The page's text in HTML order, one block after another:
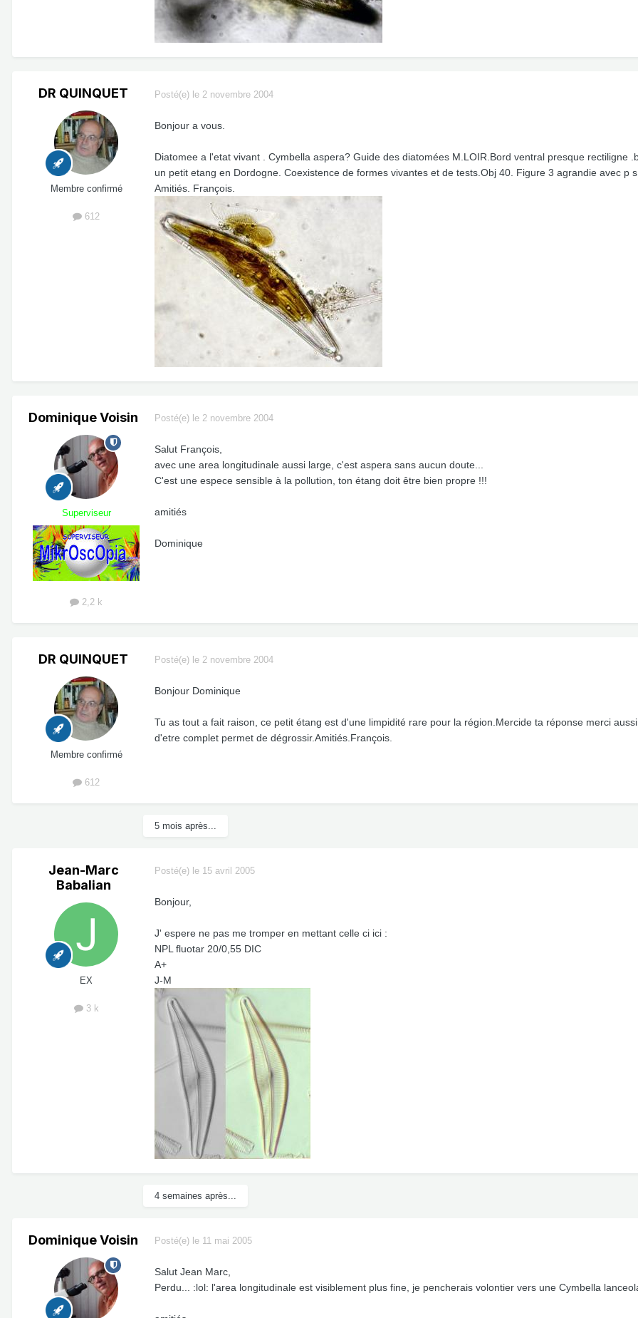
DR QUINQUET
Membre confirmé
612
Posté(e) le 2 novembre 2004
Bonjour a vous.
Diatomee a l'etat vivant . Cymbella aspera? Guide des diatomées M.LOIR.Bord ventral presque rectiligne
un petit etang en Dordogne. Coexistence de formes vivantes et de tests.Obj 40. Figure 3 agrandie avec p s
Amitiés. François.
Dominique Voisin
Superviseur
2,2 k
Posté(e) le 2 novembre 2004
Salut François,
avec une area longitudinale aussi large, c'est aspera sans aucun doute...
C'est une espece sensible à la pollution, ton étang doit être bien propre !!!
amitiés
Dominique
DR QUINQUET
Membre confirmé
612
Posté(e) le 2 novembre 2004
Bonjour Dominique
Tu as tout a fait raison, ce petit étang est d'une limpidité rare pour la région.Mercide ta réponse merci
d'etre complet permet de dégrossir.Amitiés.François.
5 mois après...
Jean-Marc
Babalian
EX
3 k
Posté(e) le 15 avril 2005
Bonjour,
J' espere ne pas me tromper en mettant celle ci ici :
NPL fluotar 20/0,55 DIC
A+
J-M
4 semaines après...
Dominique Voisin Posté(e) le 11 mai 2005
Salut Jean Marc,
Perdu... :lol: l'area longitudinale est visiblement plus fine, je pencherais volontier vers une Cymbella